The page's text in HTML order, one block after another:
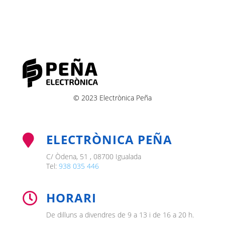
© 2023 Electrònica Peña
 ELECTRÒNICA PEÑA
C/ Òdena, 51 , 08700 Igualada
Tel: 938 035 446
 HORARI
De dilluns a divendres de 9 a 13 i de 16 a 20 h.